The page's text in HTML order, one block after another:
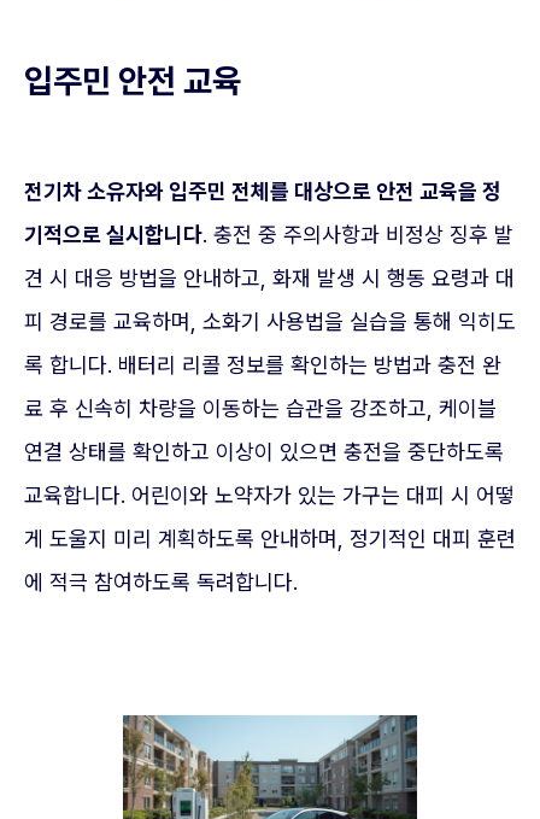
입주민 안전 교육
전기차 소유자와 입주민 전체를 대상으로 안전 교육을 정
기적으로 실시합니다. 충전 중 주의사항과 비정상 징후 발
견 시 대응 방법을 안내하고, 화재 발생 시 행동 요령과 대
피 경로를 교육하며, 소화기 사용법을 실습을 통해 익히도
록 합니다. 배터리 리콜 정보를 확인하는 방법과 충전 완
료 후 신속히 차량을 이동하는 습관을 강조하고, 케이블
연결 상태를 확인하고 이상이 있으면 충전을 중단하도록
교육합니다. 어린이와 노약자가 있는 가구는 대피 시 어떻
게 도울지 미리 계획하도록 안내하며, 정기적인 대피 훈련
에 적극 참여하도록 독려합니다.